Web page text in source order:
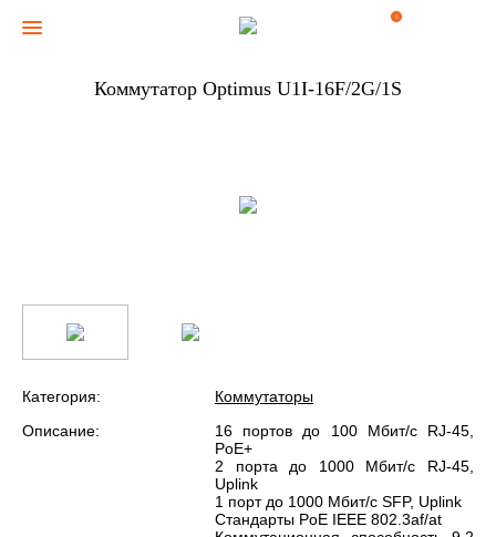
0
Коммутатор Optimus U1I-16F/2G/1S
Категория:
Коммутаторы
Описание:
16 портов до 100 Мбит/с RJ-45,
PoE+
2 порта до 1000 Мбит/с RJ-45,
Uplink
1 порт до 1000 Мбит/с SFP, Uplink
Стандарты PoE IEEE 802.3af/at